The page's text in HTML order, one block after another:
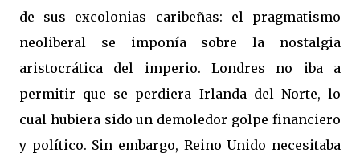
de sus excolonias caribeñas: el pragmatismo
neoliberal se imponía sobre la nostalgia
aristocrática del imperio. Londres no iba a
permitir que se perdiera Irlanda del Norte, lo
cual hubiera sido un demoledor golpe financiero
y político. Sin embargo, Reino Unido necesitaba